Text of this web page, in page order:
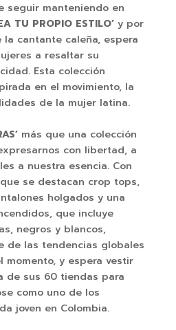
seguir manteniendo en
TU PROPIO ESTILO’y por
cantante caleña, espera
a resaltar su
Esta colección
en el movimiento, la
de la mujer latina.
más que una colección
con libertad, a
a nuestra esencia. Con
se destacan crop tops,
holgados y una
que incluye
negros y blancos,
de las tendencias globales
momento, y espera vestir
de sus 60 tiendas para
como uno de los
joven en Colombia.